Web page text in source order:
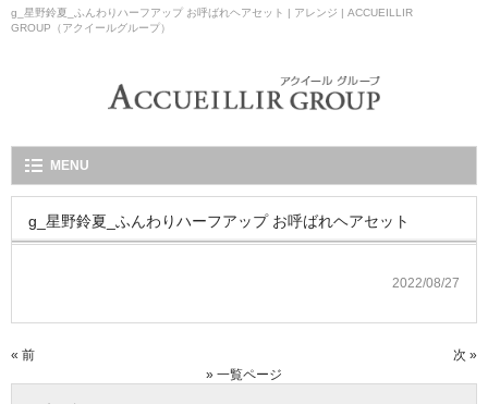
g_星野鈴夏_ふんわりハーフアップ お呼ばれヘアセット | アレンジ | ACCUEILLIR
GROUP（アクイールグループ）
MENU
g_星野鈴夏_ふんわりハーフアップ お呼ばれヘアセット
2022/08/27
« 前
次 »
» 一覧ページ